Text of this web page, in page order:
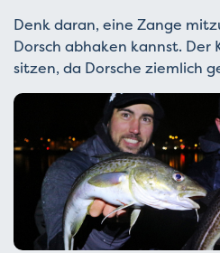
Denk daran, eine Zange
Dorsch abhaken kannst. Der
sitzen, da Dorsche ziemlich